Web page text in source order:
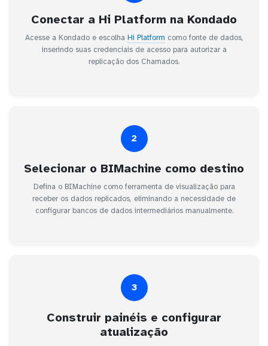
Conectar a Hi Platform na Kondado
Acesse a Kondado e escolha Hi Platform como fonte de dados,
inserindo suas credenciais de acesso para autorizar a
replicação dos Chamados.
2
Selecionar o BIMachine como destino
Defina o BIMachine como ferramenta de visualização para
receber os dados replicados, eliminando a necessidade de
configurar bancos de dados intermediários manualmente.
3
Construir painéis e configurar
atualização